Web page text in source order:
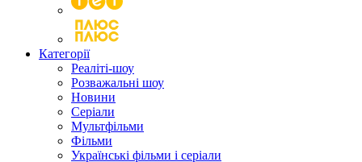
Категорії
Реаліті-шоу
Розважальні шоу
Новини
Серіали
Мультфільми
Фільми
Українські фільми і серіали